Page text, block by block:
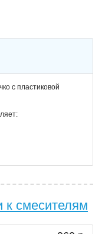
с пластиковой
к смесителям